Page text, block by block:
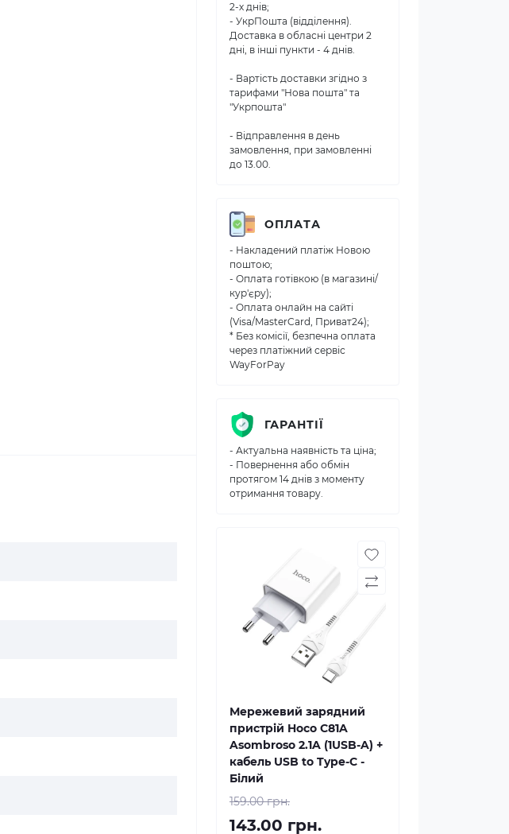
2-х днів;
- УкрПошта (відділення).
Доставка в обласні центри 2
дні, в інші пункти - 4 днів.
- Вартість доставки згідно з
тарифами "Нова пошта" та
"Укрпошта"
- Відправлення в день
замовлення, при замовленні
до 13.00.
ОПЛАТА
- Накладений платіж Новою
поштою;
- Оплата готівкою (в магазині/
кур'єру);
- Оплата онлайн на сайті
(Visa/MasterCard, Приват24);
* Без комісії, безпечна оплата
через платіжний сервіс
WayForPay
ГАРАНТІЇ
- Актуальна наявність та ціна;
- Повернення або обмін
протягом 14 днів з моменту
отримання товару.
Мережевий зарядний
пристрій Hoco C81A
Asombroso 2.1A (1USB-A) +
кабель USB to Type-C -
Білий
159.00 грн.
143.00 грн.